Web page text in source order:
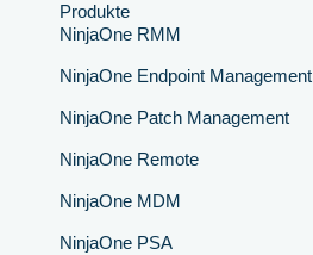
Produkte
NinjaOne RMM
NinjaOne Endpoint Management
NinjaOne Patch Management
NinjaOne Remote
NinjaOne MDM
NinjaOne PSA